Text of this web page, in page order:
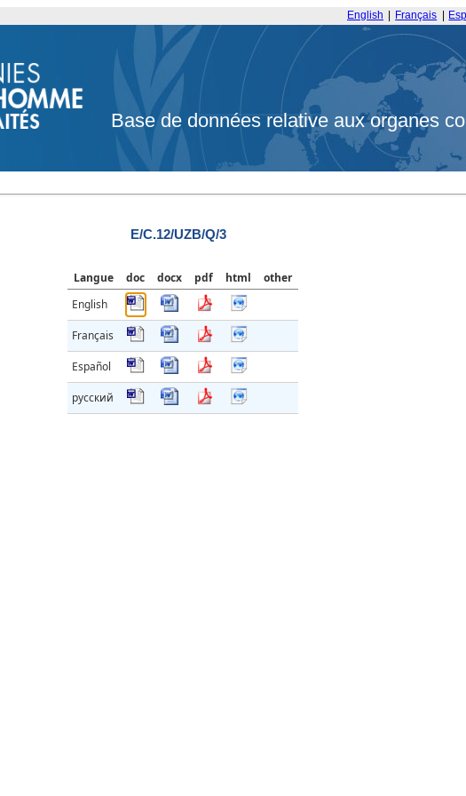
English Français
Base de données relative aux organes
E/C.12/UZB/Q/3
Langue doc docx pdf html
other
English
Français
Español
русский